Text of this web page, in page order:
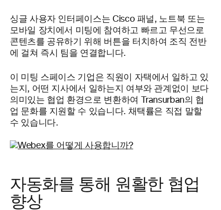
싱글 사용자 인터페이스는 Cisco 패널, 노트북 또는
모바일 장치에서 미팅에 참여하고 빠르고 무선으로
콘텐츠를 공유하기 위해 버튼을 터치하여 조직 전반
에 걸쳐 즉시 팀을 연결합니다.
이 미팅 스페이스 기업은 직원이 자택에서 일하고 있
는지, 어떤 지사에서 일하는지 여부와 관계없이 보다
의미있는 협업 환경으로 변환하여 Transurban의 협
업 문화를 지원할 수 있습니다. 채택률은 직접 말할
수 있습니다.
자동화를 통해 원활한 협업
향상